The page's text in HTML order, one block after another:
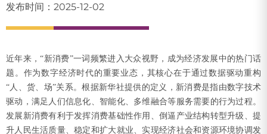
发布时间：2025-12-02
近年来，“新消费”一词频繁进入大众视野，成为经济发展中的热门话
题。作为数字经济时代的重要业态，其核心在于通过数据驱动重构
“人、货、场”关系。根据新华社提供的定义，新消费是指由数字技术
驱动，满足人们信息化、智能化、多维融合等服务需要的行为过程。
发展新消费有利于发挥消费基础性作用、倒逼产业结构转型升级、提
升人民生活质量、稳定和扩大就业、实现经济社会和资源环境协调发